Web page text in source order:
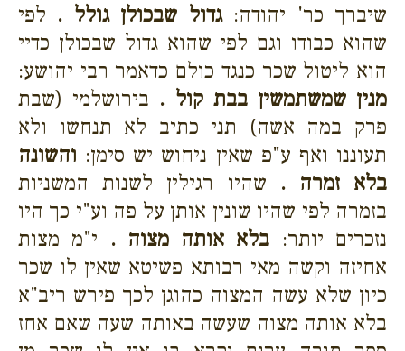
שיברך כר' יהודה:גדול שבכולן גולל . לפי
שהוא כבודו וגם לפי שהוא גדול שבכולן כדיי
הוא ליטול שכר כנגד כולם כדאמר רבי יהושע:
מנין שמשתמשין בבת קול . בירושלמי (שבת
פרק במה אשה) תני כתיב לא תנחשו ולא
תעוננו ואף ע"פ שאין ניחוש יש סימן: והשונה
בלא זמרה . שהיו רגילין לשנות המשניות
בזמרה לפי שהיו שונין אותן על פה וע"י כך היו
נזכרים יותר: בלא אותה מצוה . י"מ מצות
אחיזה וקשה מאי רבותא פשיטא שאין לו שכר
כיון שלא עשה המצוה כהוגן לכך פירש ריב"א
בלא אותה מצוה שעשה באותה שעה שאם אחז